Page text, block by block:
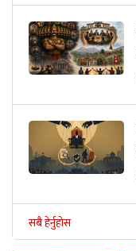
सबै हेर्नुहोस